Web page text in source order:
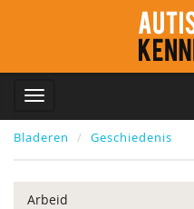
Bladeren Geschiedenis
Arbeid